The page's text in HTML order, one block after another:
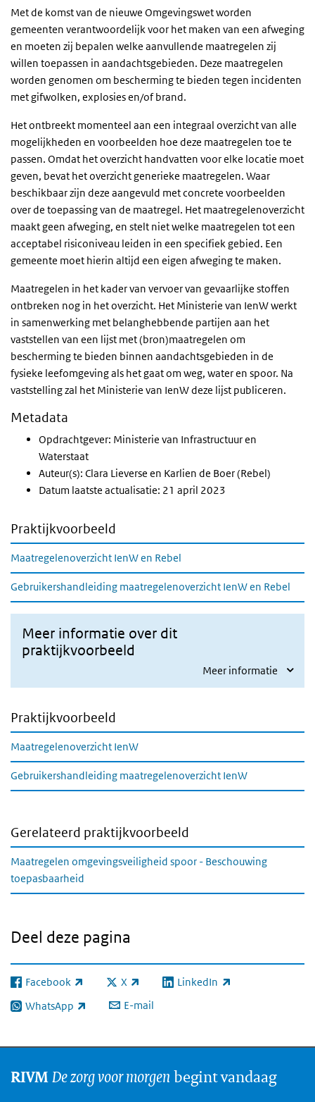
Met de komst van de nieuwe Omgevingswet worden
gemeenten verantwoordelijk voor het maken van een afweging
en moeten zij bepalen welke aanvullende maatregelen zij
willen toepassen in aandachtsgebieden. Deze maatregelen
worden genomen om bescherming te bieden tegen incidenten
met gifwolken, explosies en/of brand.
Het ontbreekt momenteel aan een integraal overzicht van alle
mogelijkheden en voorbeelden hoe deze maatregelen toe te
passen. Omdat het overzicht handvatten voor elke locatie moet
geven, bevat het overzicht generieke maatregelen. Waar
beschikbaar zijn deze aangevuld met concrete voorbeelden
over de toepassing van de maatregel. Het maatregelenoverzicht
maakt geen afweging, en stelt niet welke maatregelen tot een
acceptabel risiconiveau leiden in een specifiek gebied. Een
gemeente moet hierin altijd een eigen afweging te maken.
Maatregelen in het kader van vervoer van gevaarlijke stoffen
ontbreken nog in het overzicht. Het Ministerie van IenW werkt
in samenwerking met belanghebbende partijen aan het
vaststellen van een lijst met (bron)maatregelen om
bescherming te bieden binnen aandachtsgebieden in de
fysieke leefomgeving als het gaat om weg, water en spoor. Na
vaststelling zal het Ministerie van IenW deze lijst publiceren.
Metadata
Opdrachtgever: Ministerie van Infrastructuur en
Waterstaat
Auteur(s): Clara Lieverse en Karlien de Boer (Rebel)
Datum laatste actualisatie: 21 april 2023
Praktijkvoorbeeld
Maatregelenoverzicht IenW en Rebel
Gebruikershandleiding maatregelenoverzicht IenW en Rebel
Meer informatie over dit
praktijkvoorbeeld
Meer informatie
Praktijkvoorbeeld
Maatregelenoverzicht IenW
Gebruikershandleiding maatregelenoverzicht IenW
Gerelateerd praktijkvoorbeeld
Maatregelen omgevingsveiligheid spoor - Beschouwing
toepasbaarheid
Deel deze pagina
Facebook
(externe link) X
(externe link) LinkedIn
(externe link)
WhatsApp
(externe link) E-mail
RIVMDe zorg voor morgen begint vandaag